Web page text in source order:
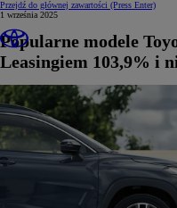
Przejdź do głównej zawartości (Press Enter)
1 września 2025
Popularne modele
Leasingiem 103,9% i